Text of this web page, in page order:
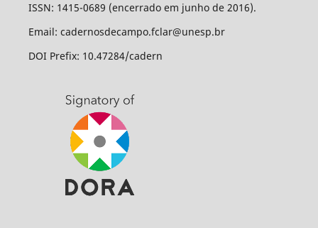
ISSN: 1415-0689 (encerrado em junho de 2016).
Email: cadernosdecampo.fclar@unesp.br
DOI Prefix: 10.47284/cadern